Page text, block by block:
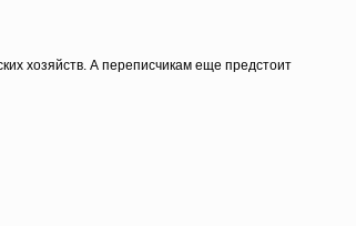
хозяйств. А переписчикам еще предстоит